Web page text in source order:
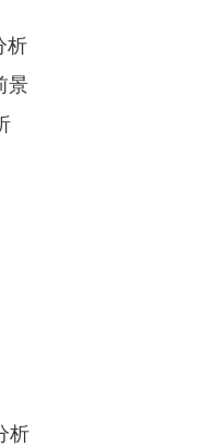
析
景
析